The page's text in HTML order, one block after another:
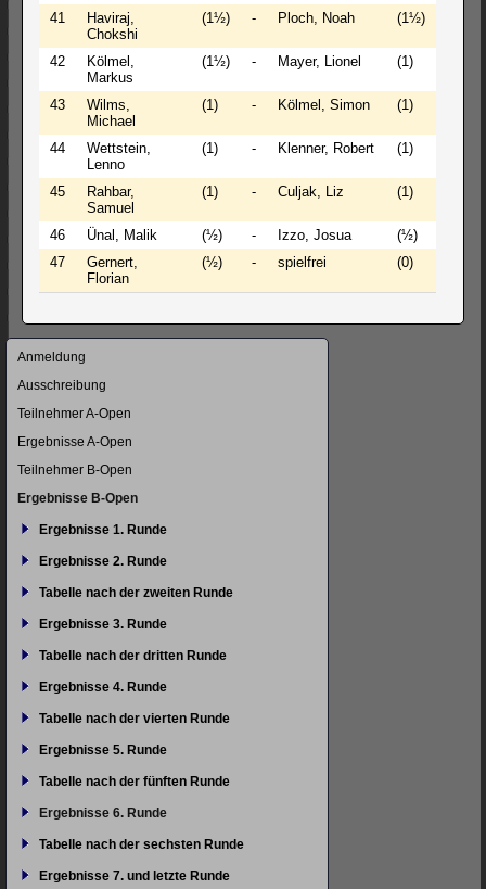
41
Haviraj,
Chokshi
(1½) - Ploch, Noah (1½)
42
Kölmel,
Markus
(1½) - Mayer, Lionel (1)
43
Wilms,
Michael
(1) - Kölmel, Simon (1)
44
Wettstein,
Lenno
(1) - Klenner, Robert (1)
45
Rahbar,
Samuel
(1) - Culjak, Liz (1)
46 Ünal, Malik (½) - Izzo, Josua (½)
47
Gernert,
Florian
(½) - spielfrei (0)
Navigation
Anmeldung
Ausschreibung
Teilnehmer A-Open
Ergebnisse A-Open
Teilnehmer B-Open
Ergebnisse B-Open
Ergebnisse 1. Runde
Ergebnisse 2. Runde
Tabelle nach der zweiten Runde
Ergebnisse 3. Runde
Tabelle nach der dritten Runde
Ergebnisse 4. Runde
Tabelle nach der vierten Runde
Ergebnisse 5. Runde
Tabelle nach der fünften Runde
Ergebnisse 6. Runde
Tabelle nach der sechsten Runde
Ergebnisse 7. und letzte Runde